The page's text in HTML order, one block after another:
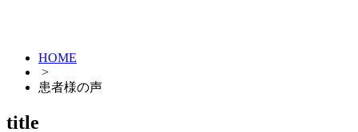
HOME
>
患者様の声
title